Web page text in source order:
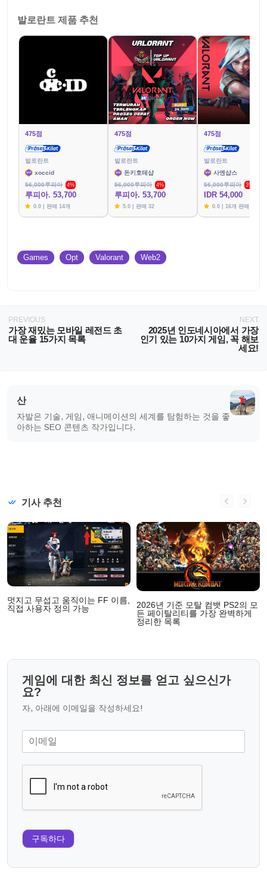
발로란트 제품 추천
475점
발로란트
xoccid
56,000루피아
4%
루피아. 53,700
0.0 | 판매 14개
475점
발로란트
돈키호테샵
56,000루피아
4%
루피아. 53,700
5.0 | 판매 32
475점
발로란트
사엔샵스
56,000루피아
3%
IDR 54,000
0.0 | 16개 판매됨
Games Opt Valorant Web2
PREVIOUS
가장 재밌는 모바일 레전드 초
대 운율 15가지 목록
NEXT
2025년 인도네시아에서 가장
인기 있는 10가지 게임, 꼭 해보
세요!
산
자발은 기술, 게임, 애니메이션의 세계를 탐험하는 것을 좋
아하는 SEO 콘텐츠 작가입니다.
기사 추천
멋지고 무섭고 움직이는 FF 이름,
직접 사용자 정의 가능
2026년 기준 모탈 컴뱃 PS2의 모
든 페이탈리티를 가장 완벽하게
정리한 목록
게임에 대한 최신 정보를 얻고 싶으신가
요?
자, 아래에 이메일을 작성하세요!
구독하다